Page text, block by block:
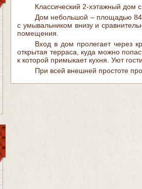
Классический 2-хэтажный дом
Дом небольшой – площадью
с умывальником внизу и
помещения.
Вход в дом пролегает через
открытая терраса, куда можно
к которой примыкает кухня. Уют
При всей внешней простоте